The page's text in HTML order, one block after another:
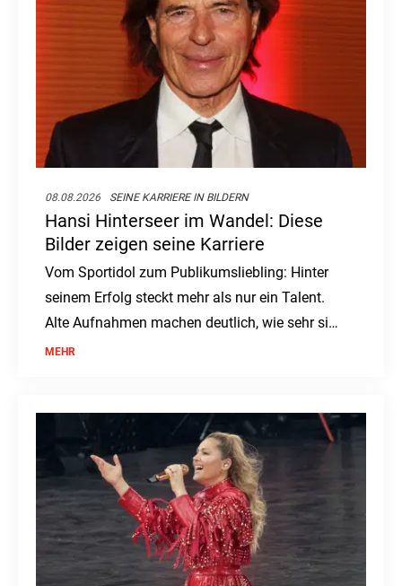
08.08.2026 SEINE KARRIERE IN BILDERN
Hansi Hinterseer im Wandel: Diese
Bilder zeigen seine Karriere
Vom Sportidol zum Publikumsliebling: Hinter
seinem Erfolg steckt mehr als nur ein Talent.
Alte Aufnahmen machen deutlich, wie sehr sich
sein Weg verändert hat.
MEHR